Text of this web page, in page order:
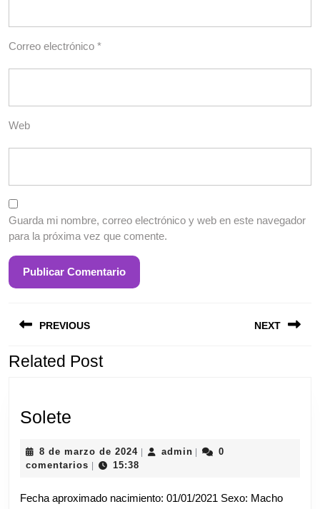
Correo electrónico *
Web
Guarda mi nombre, correo electrónico y web en este navegador
para la próxima vez que comente.
de
entradas
PREVIOUS NEXT
Related Post
Solete
8 de marzo de 20248
de
de
2024
adminadmin
0
comentarios
15:38
Fecha aproximado nacimiento: 01/01/2021 Sexo: Macho